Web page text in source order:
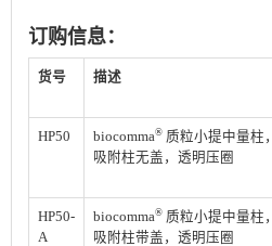
订购信息：
货号 描述
HP50 biocomma® 质粒小提中量柱，
吸附柱无盖，透明压圈
HP50-
A
biocomma® 质粒小提中量柱，
吸附柱带盖，透明压圈